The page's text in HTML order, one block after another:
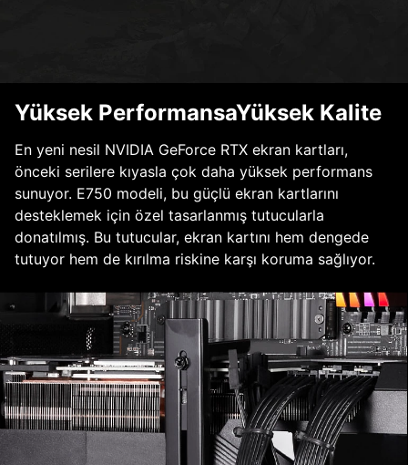
Yüksek PerformansaYüksek Kalite
En yeni nesil NVIDIA GeForce RTX ekran kartları,
önceki serilere kıyasla çok daha yüksek performans
sunuyor. E750 modeli, bu güçlü ekran kartlarını
desteklemek için özel tasarlanmış tutucularla
donatılmış. Bu tutucular, ekran kartını hem dengede
tutuyor hem de kırılma riskine karşı koruma sağlıyor.